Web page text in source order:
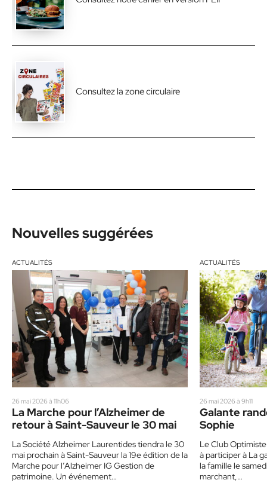
Consultez la zone circulaire
Nouvelles suggérées
ACTUALITÉS
26 mai 2026 à 11h06
La Marche pour l’Alzheimer de
retour à Saint-Sauveur le 30 mai
La Société Alzheimer Laurentides tiendra le 30
mai prochain à Saint-Sauveur la 19e édition de la
Marche pour l’Alzheimer IG Gestion de
patrimoine. Un événement…
ACTUALITÉS
26 mai 2026 à 9h11
Galante
Sophie
Le Club
à participer à La
la famille le
marchant,…